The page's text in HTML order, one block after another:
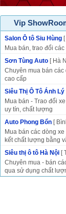
Vip
Salon Ô tô Siu Hùng
Mua bán, trao đổi
Sơn Tùng Auto [ Hà
Chuyên mua bán
cao cấp
Siêu Thị Ô Tô Ánh Lý
Mua bán - Trao đổi
uy tín, chất lượng
Auto Phong Bổn [
Mua bán các dòng
kết chất lượng bằng
Siêu thị ô tô Hà Nội [
Chuyên mua - bán
qua sử dụng chất